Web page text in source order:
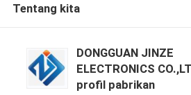
Tentang kita
DONGGUAN JINZE
ELECTRONICS
profil pabrikan